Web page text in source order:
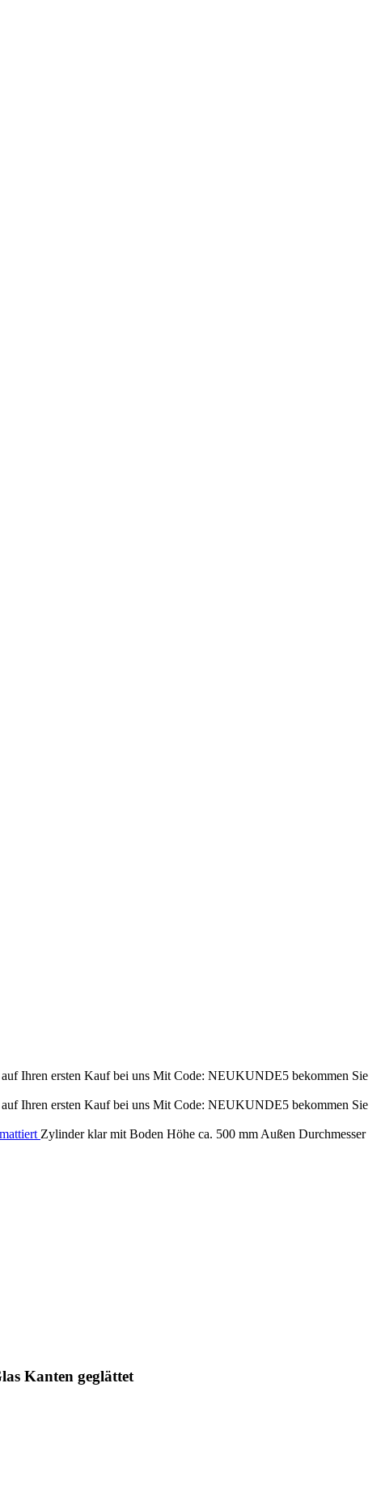
Ihren ersten Kauf bei uns Mit Code: NEUKUNDE5 bekommen Sie
Ihren ersten Kauf bei uns Mit Code: NEUKUNDE5 bekommen Sie
Zylinder klar mit Boden Höhe ca. 500 mm Außen Durchmesser
Kanten geglättet